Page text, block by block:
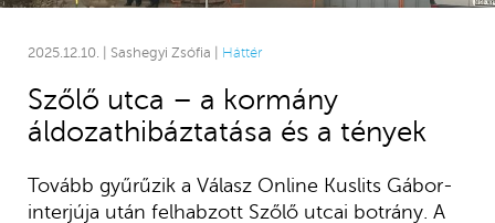
2025.12.10. | Sashegyi Zsófia | Háttér
Szőlő utca – a kormány
áldozathibáztatása és a tények
Tovább gyűrűzik a Válasz Online Kuslits Gábor-
interjúja után felhabzott Szőlő utcai botrány. A